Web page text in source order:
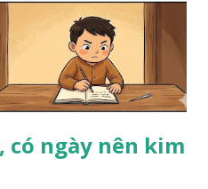
có ngày nên kim